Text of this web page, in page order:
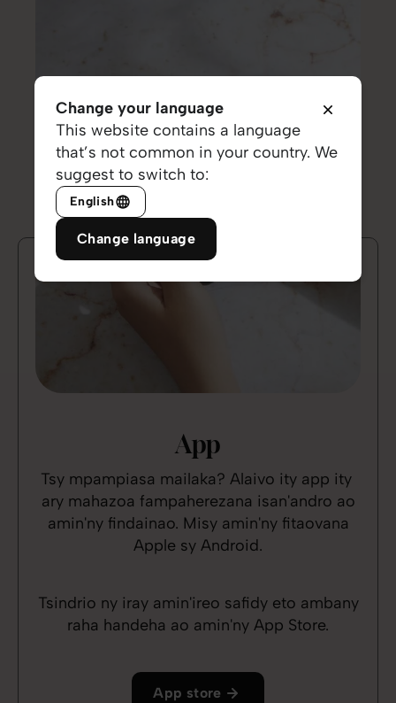
App
Tsy mpampiasa mailaka? Alaivo ity app ity
ary mahazoa fampaherezana isan'andro ao
amin'ny findainao. Misy amin'ny fitaovana
Apple sy Android.
Tsindrio ny iray amin'ireo safidy eto ambany
raha handeha ao amin'ny App Store.
App store
Change your language
This website contains a language
that’s not common in your country. We
suggest to switch to:
English
Change language